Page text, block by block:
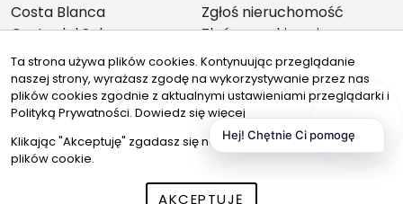
Costa Blanca
Costa del Sol
Alicante
Malaga
Zgłoś nieruchomość
Zleć poszukiwanie
Znajdziesz nas tutaj:
© 2026 Wszystkie prawa zastrzeżone | Program dla biur
Ta strona używa plików cookies. Kontynuując przeglądanie
naszej strony, wyrażasz zgodę na wykorzystywanie przez nas
plików cookies zgodnie z aktualnymi ustawieniami przeglądarki i
Polityką Prywatności. Dowiedz się więcej
Klikając "Akceptuję" zgadasz się na wykorzystywanie przez nas
plików cookie.
AKCEPTUJĘ
Hej! Chętnie Ci pomogę